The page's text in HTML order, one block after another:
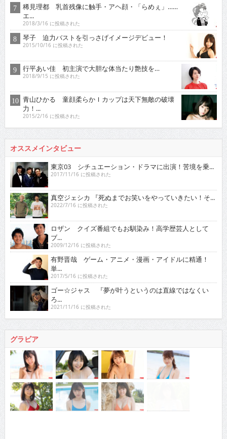
稀見理都 乳首残像に触手・アヘ顔・「らめぇ」……
エ...
2018/3/16 に投稿された
琴子 迫力バストを引っさげイメージデビュー！
2015/10/16 に投稿された
行平あい佳 初主演で大胆な体当たり艶技を…
2018/9/15 に投稿された
青山ひかる 童顔柔らかＩカップは天下無敵の破壊
力！...
2015/2/16 に投稿された
オススメインタビュー
東京03 シチュエーション・ドラマに出演！苦境を乗...
2017/11/16 に投稿された
真空ジェシカ 『死ぬまでお笑いをやっていきたい！そ...
2022/7/16 に投稿された
ロザン クイズ番組でもお馴染み！高学歴芸人として
ブ...
2009/12/16 に投稿された
有野晋哉 ゲーム・アニメ・漫画・アイドルに精通！
単...
2017/5/16 に投稿された
ゴー☆ジャス 『夢が叶うというのは直線ではなくい
ろ...
2021/11/16 に投稿された
グラビア